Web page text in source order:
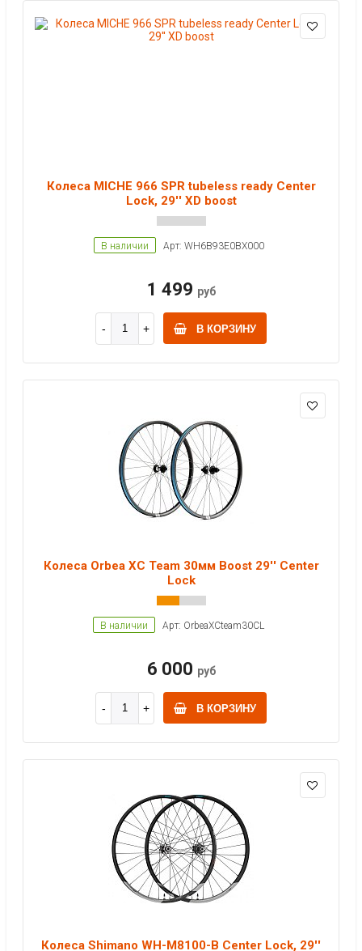
Колеса MICHE 966 SPR tubeless ready Center
Lock, 29'' XD boost
В наличии Арт: WH6B93E0BX000
1 499 руб
В КОРЗИНУ
Колеса Orbea XC Team 30мм Boost 29'' Center
Lock
В наличии Арт: OrbeaXCteam30CL
6 000 руб
В КОРЗИНУ
Колеса Shimano WH-M8100-B Center Lock, 29''